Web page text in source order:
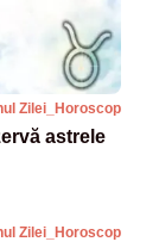
Zilei_Horoscop
astrele
Zilei_Horoscop